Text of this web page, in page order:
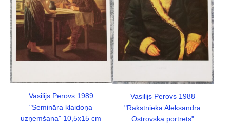
Vasilijs Perovs 1989
"Semināra klaidoņa
uzņemšana" 10,5x15 cm
Vasilijs Perovs 1988
"Rakstnieka Aleksandra
Ostrovska portrets"